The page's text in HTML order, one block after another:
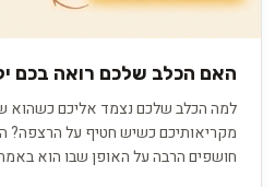
האם הכלב שלכם רואה בכם
למה הכלב שלכם נצמד אליכם כשהוא
מקריאותיכם כשיש חטיף על הרצפה?
חושפים הרבה על האופן שבו הוא